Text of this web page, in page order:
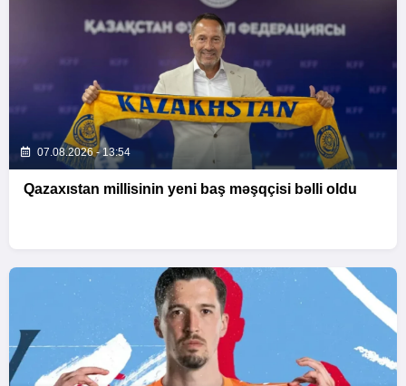
07.08.2026 - 13:54
Qazaxıstan millisinin yeni baş məşqçisi bəlli oldu